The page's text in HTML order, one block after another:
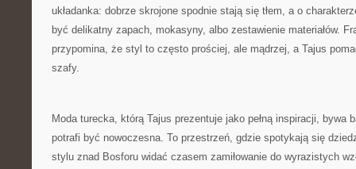
układanka: dobrze skrojone spodnie stają się tłem, a o
być delikatny zapach, mokasyny, albo zestawienie materiałów.
przypomina, że styl to często prościej, ale mądrzej, a Tajus
szafy.
Moda turecka, którą Tajus prezentuje jako pełną inspiracji, bywa
potrafi być nowoczesna. To przestrzeń, gdzie spotykają się
stylu znad Bosforu widać czasem zamiłowanie do wyrazistych